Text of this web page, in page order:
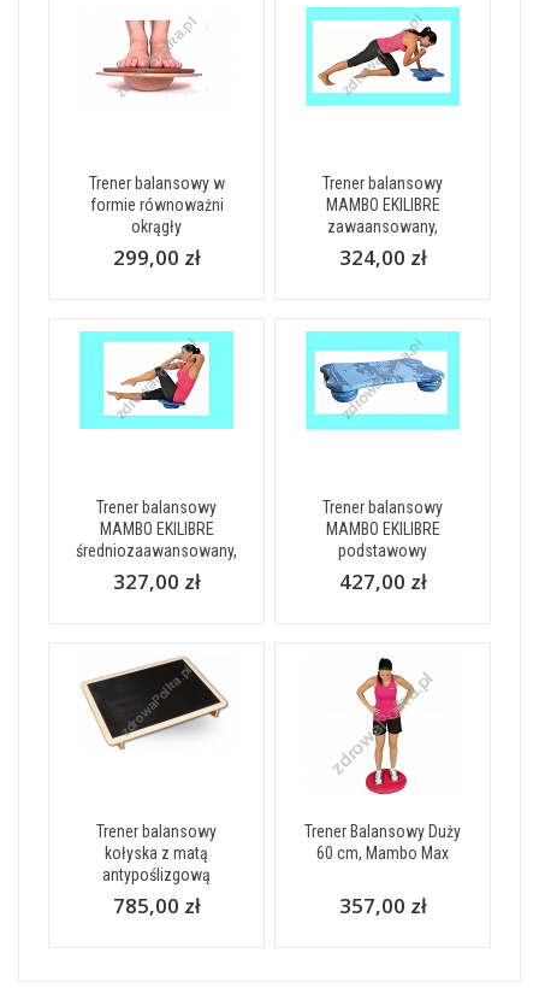
Trener balansowy w
formie równoważni
okrągły
299,00 zł
Trener balansowy
MAMBO EKILIBRE
zawaansowany,
324,00 zł
Trener balansowy
MAMBO EKILIBRE
średniozaawansowany,
327,00 zł
Trener balansowy
MAMBO EKILIBRE
podstawowy
427,00 zł
Trener balansowy
kołyska z matą
antypoślizgową
785,00 zł
Trener Balansowy Duży
60 cm, Mambo Max
357,00 zł